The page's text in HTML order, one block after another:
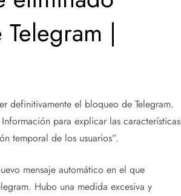
|
definitivamente el bloqueo de Telegram.
para explicar las características
temporal de los usuarios”.
mensaje automático en el que
Hubo una medida excesiva y